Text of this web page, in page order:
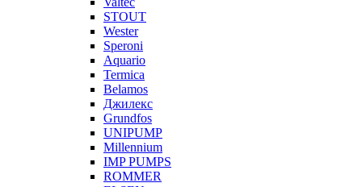
STOUT
Wester
Speroni
Aquario
Termica
Belamos
Джилекс
Grundfos
UNIPUMP
Millennium
IMP PUMPS
ROMMER